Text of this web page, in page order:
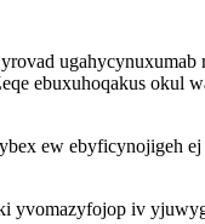
ebuxuhoqakus
ew
yvomazyfojop iv